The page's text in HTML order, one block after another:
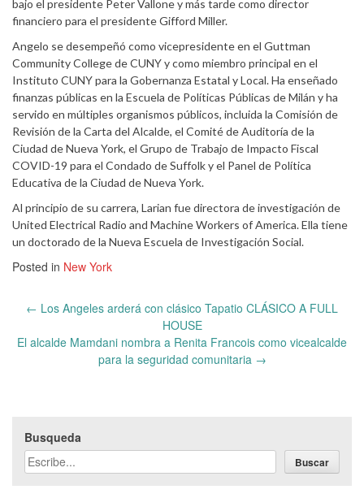
bajo el presidente Peter Vallone y más tarde como director
financiero para el presidente Gifford Miller.
Angelo se desempeñó como vicepresidente en el Guttman
Community College de CUNY y como miembro principal en el
Instituto CUNY para la Gobernanza Estatal y Local. Ha enseñado
finanzas públicas en la Escuela de Políticas Públicas de Milán y ha
servido en múltiples organismos públicos, incluida la Comisión de
Revisión de la Carta del Alcalde, el Comité de Auditoría de la
Ciudad de Nueva York, el Grupo de Trabajo de Impacto Fiscal
COVID-19 para el Condado de Suffolk y el Panel de Política
Educativa de la Ciudad de Nueva York.
Al principio de su carrera, Larian fue directora de investigación de
United Electrical Radio and Machine Workers of America. Ella tiene
un doctorado de la Nueva Escuela de Investigación Social.
Posted in New York
Post
← Los Angeles arderá con clásico Tapatio CLÁSICO A FULL
HOUSE
El alcalde Mamdani nombra a Renita Francois como vicealcalde
para la seguridad comunitaria →
Busqueda
Buscar